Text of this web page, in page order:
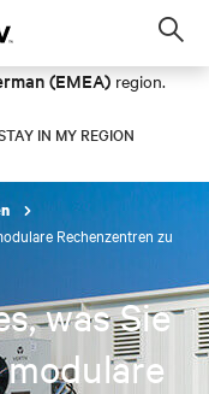
(EMEA) region.
IN MY REGION
Rechenzentren zu
was Sie